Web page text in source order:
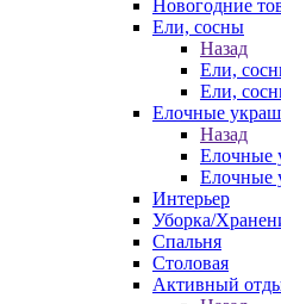
Новогодние
Ели, сосны
Назад
Ели,
Ели,
Елочные
Назад
Елочные
Елочные
Интерьер
Уборка/
Спальня
Столовая
Активный